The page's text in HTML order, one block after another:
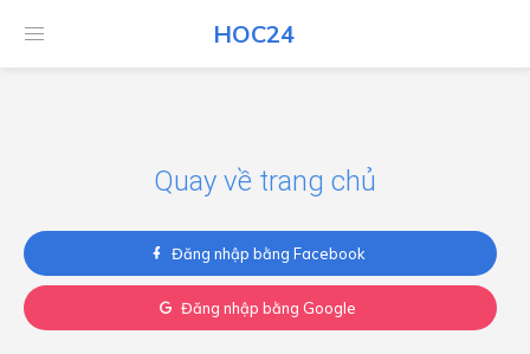
HOC24
HOC24
Quay về trang chủ
Đăng nhập bằng Facebook
Đăng nhập bằng Google